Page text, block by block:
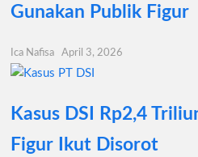
Gunakan Publik Figur
Ica Nafisa April 3, 2026
Kasus DSI Rp2,4
Figur Ikut Disorot